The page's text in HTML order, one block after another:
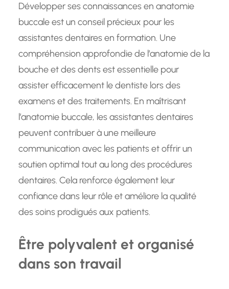
Développer ses connaissances en anatomie
buccale est un conseil précieux pour les
assistantes dentaires en formation. Une
compréhension approfondie de l’anatomie de la
bouche et des dents est essentielle pour
assister efficacement le dentiste lors des
examens et des traitements. En maîtrisant
l’anatomie buccale, les assistantes dentaires
peuvent contribuer à une meilleure
communication avec les patients et offrir un
soutien optimal tout au long des procédures
dentaires. Cela renforce également leur
confiance dans leur rôle et améliore la qualité
des soins prodigués aux patients.
Être polyvalent et organisé
dans son travail